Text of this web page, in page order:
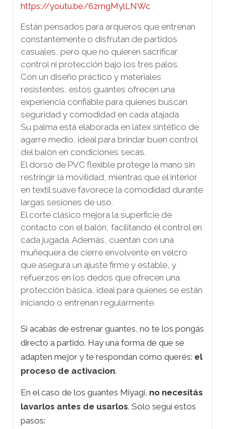
https://youtu.be/6zmgMylLNWc
Están pensados para arqueros que entrenan
constantemente o disfrutan de partidos
casuales, pero que no quieren sacrificar
control ni protección bajo los tres palos.
Con un diseño práctico y materiales
resistentes, estos guantes ofrecen una
experiencia confiable para quienes buscan
seguridad y comodidad en cada atajada.
Su palma está elaborada en látex sintético de
agarre medio, ideal para brindar buen control
del balón en condiciones secas.
El dorso de PVC flexible protege la mano sin
restringir la movilidad, mientras que el interior
en textil suave favorece la comodidad durante
largas sesiones de uso.
El corte clásico mejora la superficie de
contacto con el balón, facilitando el control en
cada jugada. Además, cuentan con una
muñequera de cierre envolvente en velcro
que asegura un ajuste firme y estable, y
refuerzos en los dedos que ofrecen una
protección básica, ideal para quienes se están
iniciando o entrenan regularmente.
Si acabás de estrenar guantes, no te los pongás
directo a partido. Hay una forma de que se
adapten mejor y te respondan como querés: el
proceso de activacion.
En el caso de los guantes Miyagi, no necesitás
lavarlos antes de usarlos. Solo seguí estos
pasos: